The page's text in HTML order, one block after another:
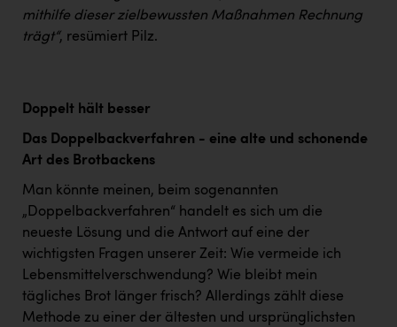
mithilfe dieser zielbewussten Maßnahmen Rechnung
trägt“, resümiert Pilz.
Doppelt hält besser
Das Doppelbackverfahren - eine alte und schonende
Art des Brotbackens
Man könnte meinen, beim sogenannten
„Doppelbackverfahren“ handelt es sich um die
neueste Lösung und die Antwort auf eine der
wichtigsten Fragen unserer Zeit: Wie vermeide ich
Lebensmittelverschwendung? Wie bleibt mein
tägliches Brot länger frisch? Allerdings zählt diese
Methode zu einer der ältesten und ursprünglichsten